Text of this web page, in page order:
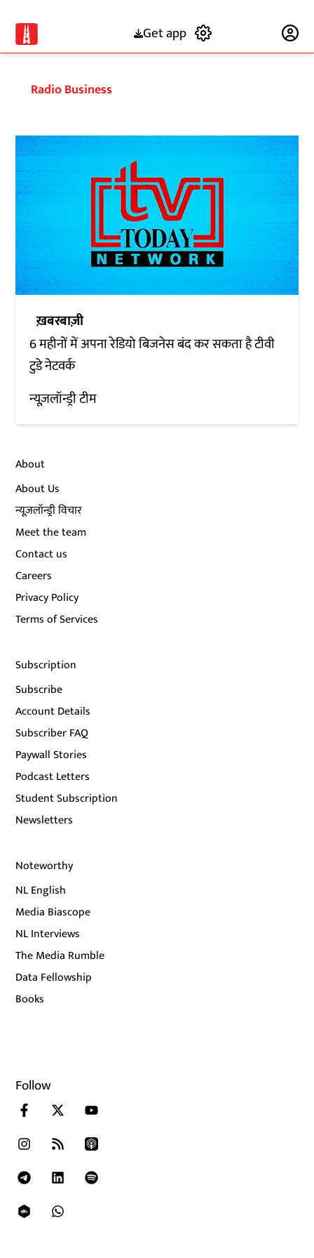
Get app
Radio Business
ख़बरबाज़ी
6 महीनों में अपना रेडियो बिजनेस बंद कर सकता है टीवी
टुडे नेटवर्क
न्यूज़लॉन्ड्री टीम
About
About Us
न्यूज़लॉन्ड्री विचार
Meet the team
Contact us
Careers
Privacy Policy
Terms of Services
Subscription
Subscribe
Account Details
Subscriber FAQ
Paywall Stories
Podcast Letters
Student Subscription
Newsletters
Noteworthy
NL English
Media Biascope
NL Interviews
The Media Rumble
Data Fellowship
Books
Follow